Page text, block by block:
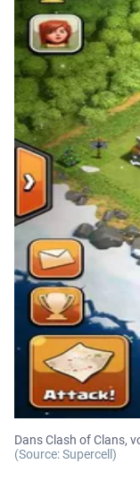
Dans Clash of Clans,
(Source: Supercell)